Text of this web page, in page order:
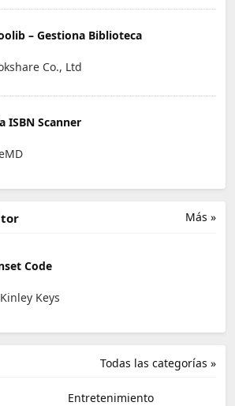
– Gestiona Biblioteca
Co., Ltd
ISBN Scanner
Más »
Code
Keys
Todas las categorías »
Entretenimiento